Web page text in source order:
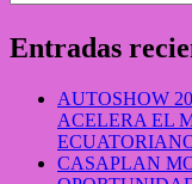
Entradas
AUTOSHOW
ACELERA EL
CASAPLAN